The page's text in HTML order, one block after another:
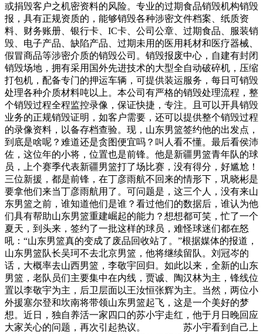
或捐毁客户之机密资料的风险。专业的过期食品销毁机构销毁
报，具有正规资质的，能够销毁各种涉密文件档案、纸质资
料、财务账册、银行卡、IC卡、公司公章、过期食品、服装销
毁、电子产品、缺陷产品、过期未用的医用耗材和医疗器械、
假冒商品等涉密介质的销毁公司。销毁报废中心，自建有封闭
销毁场地，拥有采用国外先进技术的大型全自动破碎机，压缩
打包机，配备专门的押运车辆，可提供装运服务，每日可销毁
处理各种介质材料吨以上。本公司有严格的销毁处理流程，整
个销毁过程全程监控录像，保证快捷，专注。且可以开具销毁
业务的正规销毁证明，如客户需要，还可以提供整个销毁过程
的录像资料，以备存档查验。现，山东男篮签约他的出发点，
到底是啥呢？难道还是贪图便宜吗？叫人看不懂。最后看侯沛
佐，这位年的小将，位置也是前锋。他是新疆男篮青年队的球
员，上个赛季代表新疆男篮打了场比赛，没有得分，好尴尬！
三位新援，都是前锋，在丁彦雨航不回来的情形下，巩晓彬是
要拿他们来当丁彦雨航用了。可问题是，这三个人，没有来山
东男篮之前，谁知道他们是谁？看过他们的数据后，谁认为他
们具有帮助山东男篮重建崛起的能力？想想都可笑，忙了一个
夏天，到头来，签约了一批这样的球员，难怪球迷们都在怒
吼：“山东男篮真的变成了废品回收站了。”根据媒体的报道，
山东男篮队长吴珂不去北京男篮，他将继续留队。刘冠岑的
话，大概率去山西男篮，李敬宇回归。如此以来，全新的山东
男篮，老队员们主要集中在内线，贾诚、陶汉林为主，锋线位
置以李敬宇为主，后卫层面以王汝恒张辉为主。当然，两位小
外援塞尔登和坎南将带领山东男篮起飞，这是一个美好的梦
想。近日，独自养活一家四口的苏小宇走红，他于月日晚回应
大家关心的问题，再次引起热议。 苏小宇看到自己上